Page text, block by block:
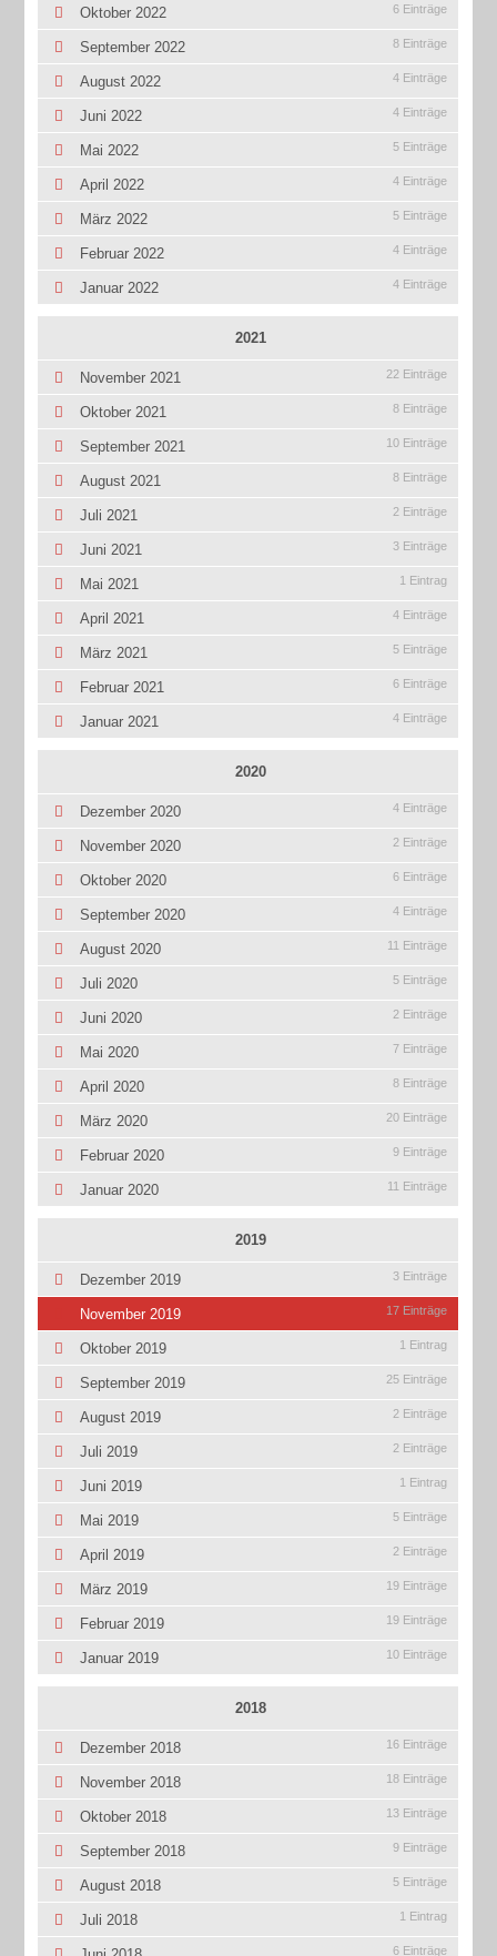
Oktober 2022 6 Einträge
September 2022 8 Einträge
August 2022 4 Einträge
Juni 2022 4 Einträge
Mai 2022 5 Einträge
April 2022 4 Einträge
März 2022 5 Einträge
Februar 2022 4 Einträge
Januar 2022 4 Einträge
2021
November 2021 22 Einträge
Oktober 2021 8 Einträge
September 2021 10 Einträge
August 2021 8 Einträge
Juli 2021 2 Einträge
Juni 2021 3 Einträge
Mai 2021 1 Eintrag
April 2021 4 Einträge
März 2021 5 Einträge
Februar 2021 6 Einträge
Januar 2021 4 Einträge
2020
Dezember 2020 4 Einträge
November 2020 2 Einträge
Oktober 2020 6 Einträge
September 2020 4 Einträge
August 2020 11 Einträge
Juli 2020 5 Einträge
Juni 2020 2 Einträge
Mai 2020 7 Einträge
April 2020 8 Einträge
März 2020 20 Einträge
Februar 2020 9 Einträge
Januar 2020 11 Einträge
2019
Dezember 2019 3 Einträge
November 2019 17 Einträge
Oktober 2019 1 Eintrag
September 2019 25 Einträge
August 2019 2 Einträge
Juli 2019 2 Einträge
Juni 2019 1 Eintrag
Mai 2019 5 Einträge
April 2019 2 Einträge
März 2019 19 Einträge
Februar 2019 19 Einträge
Januar 2019 10 Einträge
2018
Dezember 2018 16 Einträge
November 2018 18 Einträge
Oktober 2018 13 Einträge
September 2018 9 Einträge
August 2018 5 Einträge
Juli 2018 1 Eintrag
6 Einträge